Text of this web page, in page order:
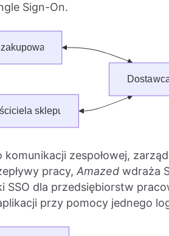
Sign-On.
zespołowej,
pracy, Amazed wdraża
dla przedsiębiorstw
przy pomocy jednego